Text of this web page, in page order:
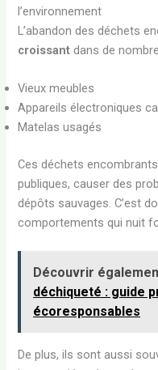
l’environnement
L’abandon des déchets
croissant dans de
Vieux meubles
Appareils électroniques
Matelas usagés
Ces déchets
publiques, causer des
dépôts sauvages. C’est
comportements qui nuit
Découvrir
déchiqueté : guide
écoresponsables
De plus, ils sont aussi